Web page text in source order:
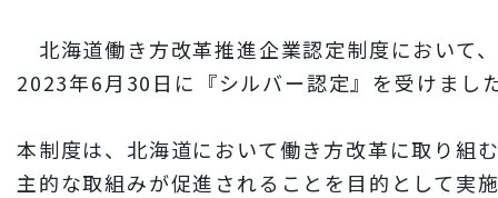
岩田地崎建設のCM
3分でわかる岩田地崎建設
北海道働き方改革推進企業認定制度において
2023年6月30日に『シルバー認定』を受けまし
本制度は、北海道において働き方改革に取り組
主的な取組みが促進されることを目的として実